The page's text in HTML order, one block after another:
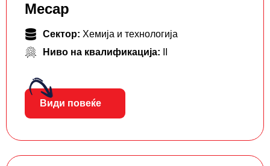
Месар
Сектор: Хемија и технологија
Ниво на квалификација:
Види повеќе